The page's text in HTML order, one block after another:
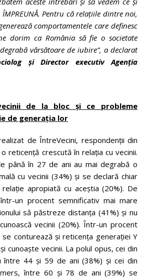
Pentru că relațiile dintre noi,
comportamentele care definesc
dorim ca România să fie o societate
vărsătoare de iubire”, a declarat
și Director executiv Agenția
de la bloc și ce probleme
de generația lor
de ÎntreVecini, respondenții din
reticență crescută în relația cu vecinii.
până în 27 de ani au mai degrabă o
cu vecinii (34%) și se declară chiar
apropiată cu aceștia (20%). De
un procent semnificativ mai mare
să păstreze distanța (41%) și nu
vecinii (20%). Într-un procent
conturează și reticența generației Y
cunoaște vecinii. La polul opus, cei din
între 44 și 59 de ani (38%) și cei din
între 60 și 78 de ani (39%) se